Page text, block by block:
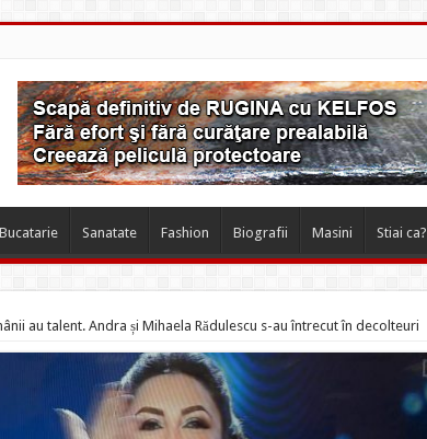
Bucatarie Sanatate Fashion Biografii Masini Stiai ca?
au talent. Andra și Mihaela Rădulescu s-au întrecut în decolteuri